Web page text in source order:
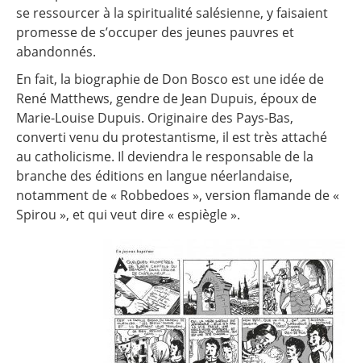
se ressourcer à la spiritualité salésienne, y faisaient
promesse de s’occuper des jeunes pauvres et
abandonnés.
En fait, la biographie de Don Bosco est une idée de
René Matthews, gendre de Jean Dupuis, époux de
Marie-Louise Dupuis. Originaire des Pays-Bas,
converti venu du protestantisme, il est très attaché
au catholicisme. Il deviendra le responsable de la
branche des éditions en langue néerlandaise,
notamment de « Robbedoes », version flamande de «
Spirou », et qui veut dire « espiègle ».